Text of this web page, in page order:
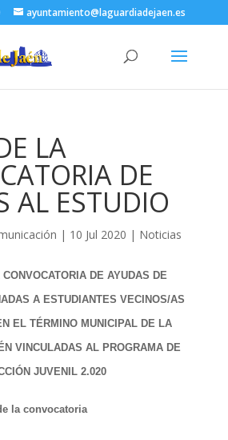
ayuntamiento@laguardiadejaen.es
LA
DE
AL ESTUDIO
| 10 Jul 2020 | Noticias
DE AYUDAS DE
A ESTUDIANTES VECINOS/AS
EL TÉRMINO MUNICIPAL DE LA
VINCULADAS AL PROGRAMA DE
JUVENIL 2.020
la convocatoria